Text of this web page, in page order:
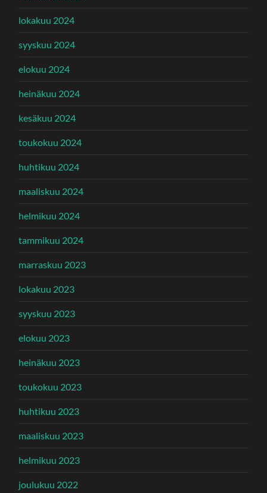
lokakuu 2024
syyskuu 2024
elokuu 2024
heinäkuu 2024
kesäkuu 2024
toukokuu 2024
huhtikuu 2024
maaliskuu 2024
helmikuu 2024
tammikuu 2024
marraskuu 2023
lokakuu 2023
syyskuu 2023
elokuu 2023
heinäkuu 2023
toukokuu 2023
huhtikuu 2023
maaliskuu 2023
helmikuu 2023
joulukuu 2022